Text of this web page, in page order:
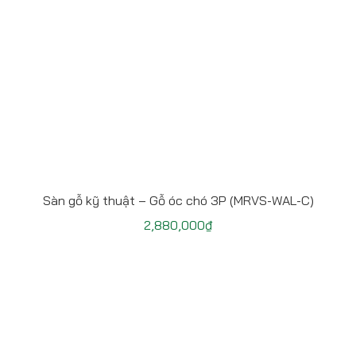
Sàn gỗ kỹ thuật – Gỗ óc chó 3P (MRVS-WAL-C)
2,880,000₫